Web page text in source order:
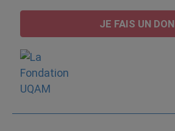
JE FAIS UN DON